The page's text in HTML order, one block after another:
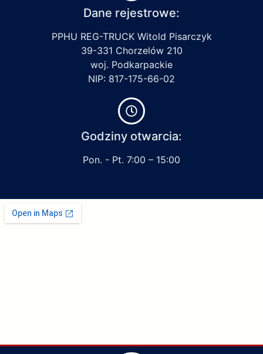
Dane rejestrowe:
PPHU REG-TRUCK Witold Pisarczyk
39-331 Chorzelów 210
woj. Podkarpackie
NIP: 817-175-66-02
Godziny otwarcia:
Pon. - Pt. 7:00 – 15:00